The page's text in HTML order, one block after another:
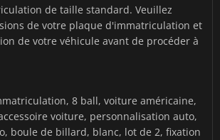
de taille standard. Veuillez
de votre plaque d'immatriculation et
de votre véhicule avant de procéder à
8 ball, voiture américaine,
voiture, personnalisation auto,
boule de billard, blanc, lot de 2, fixation